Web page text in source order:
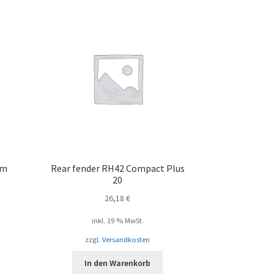
Rear fender RH42 Compact Plus
20
26,18€
inkl. 19 % MwSt.
zzgl.Versandkosten
In den Warenkorb